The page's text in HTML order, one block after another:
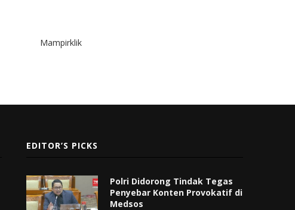
Mampirklik
EDITOR’S PICKS
Polri Didorong Tindak Tegas
Penyebar Konten Provokatif di
Medsos